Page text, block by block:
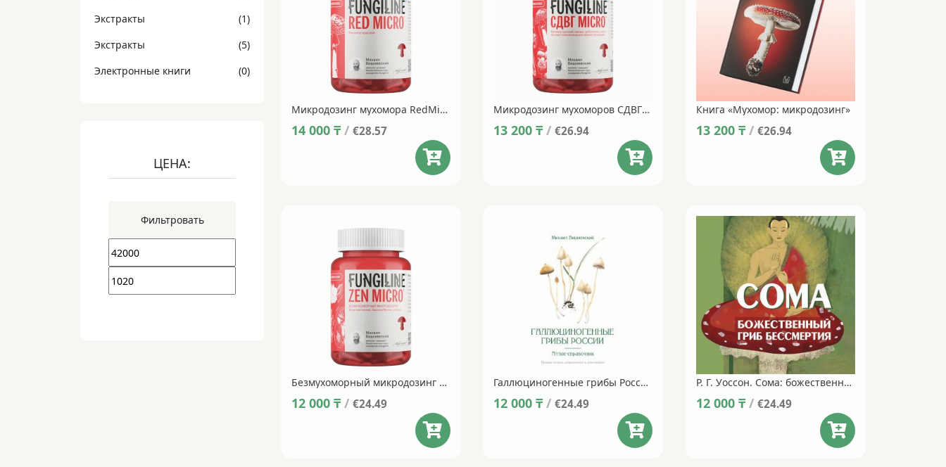
Экстракты
(1)
Экстракты
(5)
Электронные книги
(0)
ЦЕНА:
Фильтровать
Микродозинг мухомора RedMicro 60 капсул
14 000 ₸ / €28.57
Микродозинг мухоморов СДВГ Micro • 60 капсул
13 200₸ / €26.94
Книга «Мухомор: микродозинг»
13 200 ₸ / €26.94
Безмухоморный микродозинг ZenMicro • 60 капсул
12 000 ₸ / €24.49
Галлюциногенные грибы России. Атлас-справочник
12 000₸ / €24.49
Р. Г. Уоссон. Сома: божественный гриб бессмертия
12 000 ₸ / €24.49